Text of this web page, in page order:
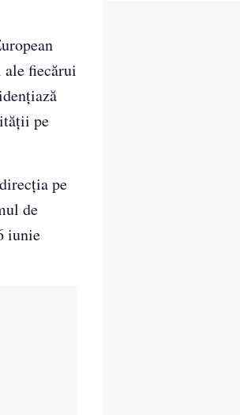
fiecărui
pe
pe
de
iunie